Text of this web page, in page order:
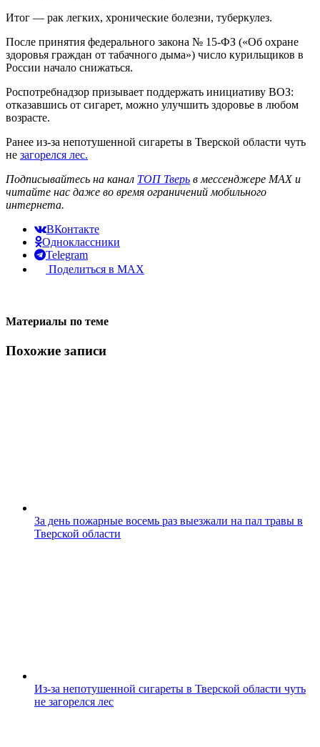
Итог — рак легких, хронические болезни, туберкулез.
После принятия федерального закона № 15-ФЗ («Об охране
здоровья граждан от табачного дыма») число курильщиков в
России начало снижаться.
Роспотребнадзор призывает поддержать инициативу ВОЗ:
отказавшись от сигарет, можно улучшить здоровье в любом
возрасте.
Ранее из-за непотушенной сигареты в Тверской области чуть
не загорелся лес.
Подписывайтесь на канал ТОП Тверь в мессенджере MAX и
читайте нас даже во время ограничений мобильного
интернета.
ВКонтакте
Одноклассники
Telegram
Поделиться в MAX
Материалы по теме
Похожие записи
За день пожарные восемь раз выезжали на пал травы в
Тверской области
Из-за непотушенной сигареты в Тверской области чуть
не загорелся лес